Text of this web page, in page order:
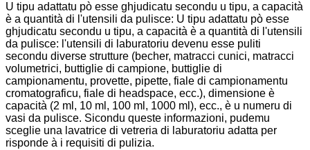
U tipu adattatu pò esse ghjudicatu secondu u tipu, a capacità
è a quantità di l'utensili da pulisce: U tipu adattatu pò esse
ghjudicatu secondu u tipu, a capacità è a quantità di l'utensili
da pulisce: l'utensili di laburatoriu devenu esse puliti
secondu diverse strutture (becher, matracci cunici, matracci
volumetrici, buttiglie di campione, buttiglie di
campionamentu, provette, pipette, fiale di campionamentu
cromatograficu, fiale di headspace, ecc.), dimensione è
capacità (2 ml, 10 ml, 100 ml, 1000 ml), ecc., è u numeru di
vasi da pulisce. Sicondu queste informazioni, pudemu
sceglie una lavatrice di vetreria di laburatoriu adatta per
risponde à i requisiti di pulizia.